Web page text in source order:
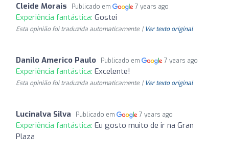
Cleide Morais Publicado em 7 years ago
Experiência fantástica: Gostei
Esta opinião foi traduzida automaticamente. | Ver texto original
Danilo Americo Paulo Publicado em 7 years ago
Experiência fantástica: Excelente!
Esta opinião foi traduzida automaticamente. | Ver texto original
Lucinalva Silva Publicado em 7 years ago
Experiência fantástica: Eu gosto muito de ir na Gran
Plaza